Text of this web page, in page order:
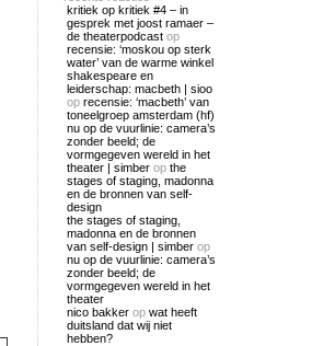
kritiek op kritiek #4 – in
gesprek met joost ramaer –
de theaterpodcast op
recensie: ‘moskou op sterk
water’ van de warme winkel
shakespeare en
leiderschap: macbeth | sioo
op recensie: ‘macbeth’ van
toneelgroep amsterdam (hf)
nu op de vuurlinie: camera’s
zonder beeld; de
vormgegeven wereld in het
theater | simber op the
stages of staging, madonna
en de bronnen van self-
design
the stages of staging,
madonna en de bronnen
van self-design | simber op
nu op de vuurlinie: camera’s
zonder beeld; de
vormgegeven wereld in het
theater
nico bakker op wat heeft
duitsland dat wij niet
hebben?